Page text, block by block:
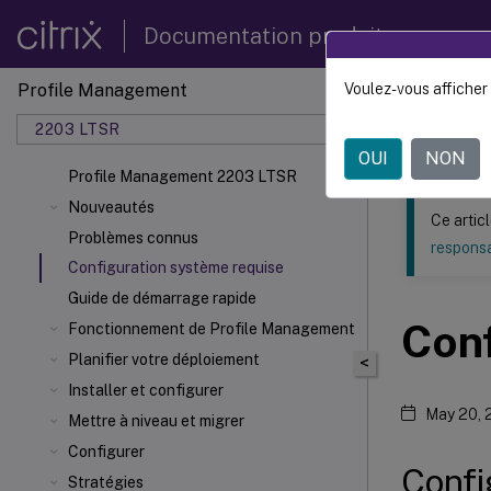
Documentation produit
Profile Management
2203 LTSR
Profile Management 2203 LTSR
Nouveautés
Problèmes connus
Configuration système requise
Guide de démarrage rapide
Fonctionnement de Profile Management
Planifier votre déploiement
Installer et configurer
Mettre à niveau et migrer
Configurer
Stratégies
Ce contenu a
Profile
<
Ce
May 20,
Voulez-vous
OUI NON